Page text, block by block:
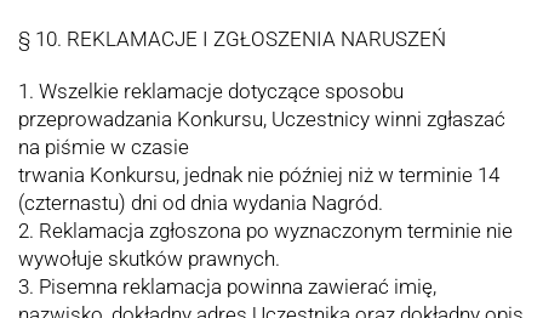
§ 10. REKLAMACJE I ZGŁOSZENIA NARUSZEŃ
1. Wszelkie reklamacje dotyczące sposobu
przeprowadzania Konkursu, Uczestnicy winni zgłaszać
na piśmie w czasie
trwania Konkursu, jednak nie później niż w terminie 14
(czternastu) dni od dnia wydania Nagród.
2. Reklamacja zgłoszona po wyznaczonym terminie nie
wywołuje skutków prawnych.
3. Pisemna reklamacja powinna zawierać imię,